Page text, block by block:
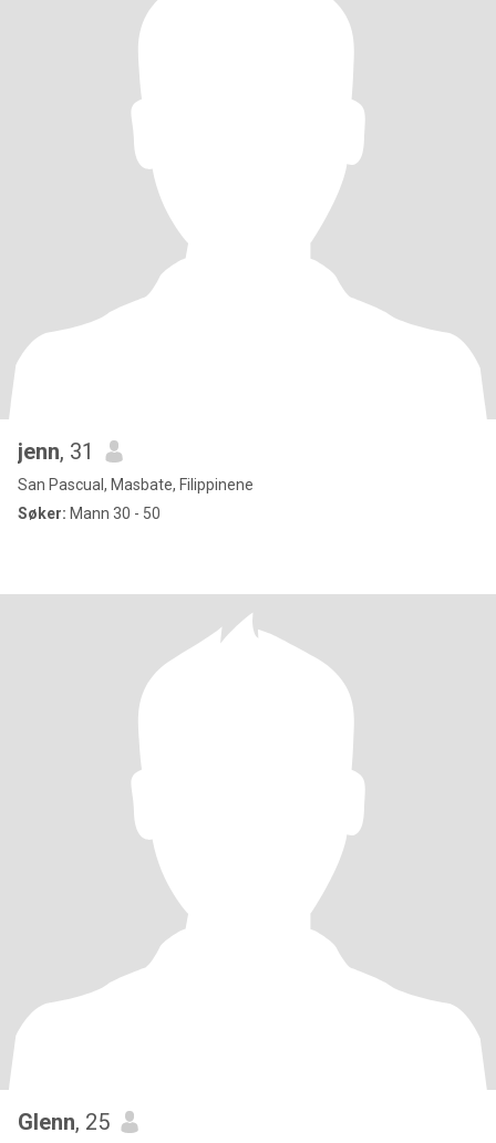
jenn, 31
San Pascual, Masbate, Filippinene
Søker: Mann 30 - 50
Glenn, 25